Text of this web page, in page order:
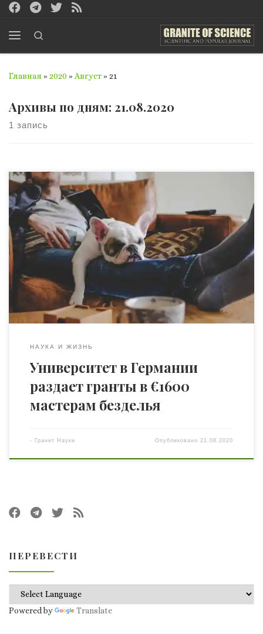
Перейти к содержимому
Главная » 2020 » Август» 21
Архивы по дням: 21.08.2020
1 запись
Немецкий университет предлагает «гранты на
праздность» кандидатам, которые готовы всерьез
посвятить себя ничегонеделанию. Об этом пишет The
Guardian. Университет изящных искусств в Гамбурге
предложил желающим три стипендии по 1600 евро
(около 140 тыс. рублей). До 15 сентября кандидатам
(гражданам Германии) нужно представить на конкурс
питчи и убедить жюри, что их сфера «активного […]
НАУКА И ЖИЗНЬ
Университет в Германии
раздает гранты в €1600
мастерам безделья
- Гранит Науки Опубликовано 21.08.2020
ПЕРЕВЕСТИ
Powered by Translate